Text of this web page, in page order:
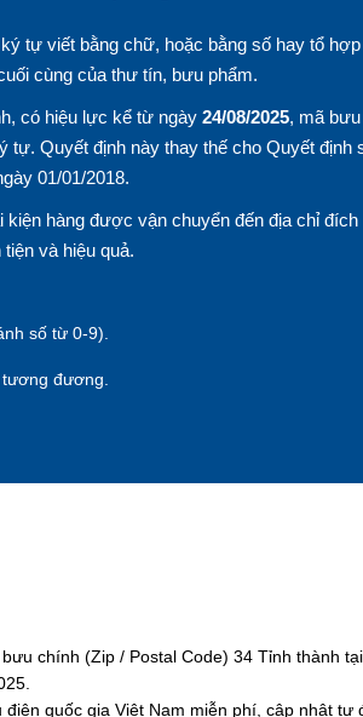
tự viết bằng chữ, hoặc bằng số hay tổ
cùng của thư tín, bưu phẩm.
có hiệu lực kể từ ngày 24/08/2025, mã
tự. Quyết định này thay thế cho Quyết định
01/01/2018.
hàng được vận chuyển đến địa chỉ đích
và hiệu quả.
số từ 0-9).
đương.
chính (Zip / Postal Code) 34 Tỉnh thành
quốc gia Việt Nam miễn phí, cập nhật tự